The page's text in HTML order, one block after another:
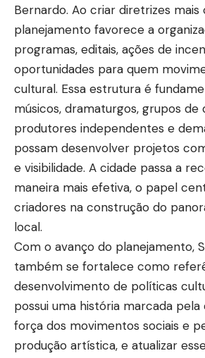
Bernardo. Ao criar diretrizes mais
planejamento favorece a
programas, editais, ações de
oportunidades para quem
cultural. Essa estrutura é
músicos, dramaturgos, grupos de
produtores independentes e
possam desenvolver projetos
e visibilidade. A cidade passa a
maneira mais efetiva, o papel
criadores na construção do
local.
Com o avanço do planejamento,
também se fortalece como
desenvolvimento de políticas
possui uma história marcada pela
força dos movimentos sociais e
produção artística, e atualizar